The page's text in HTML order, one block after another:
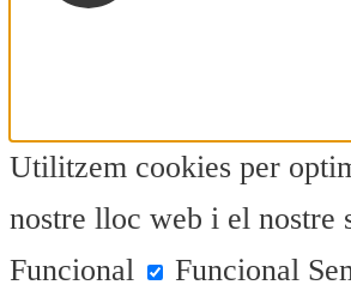
Utilitzem cookies per
nostre lloc web i el nostre
Funcional
Funcional